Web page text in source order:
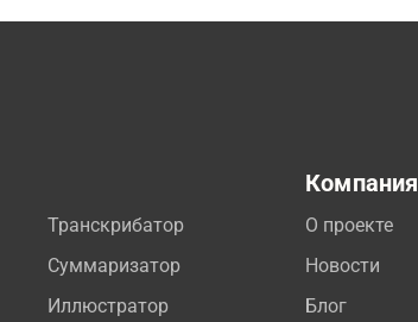
Транскрибатор
Суммаризатор
Иллюстратор
Компания
О проекте
Новости
Блог